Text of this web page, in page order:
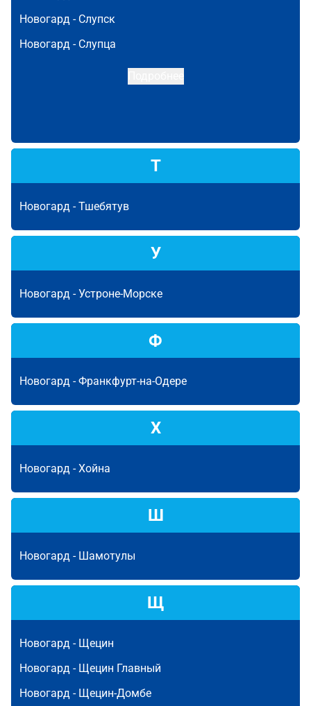
Новогард - Слупск
Новогард - Слупца
Т
Новогард -Тшебятув
У
Новогард -Устроне-Морске
Ф
Новогард -Франкфурт-на-Одере
Х
Новогард -Хойна
Ш
Новогард - Шамотулы
Щ
Новогард - Щецин
Новогард - Щецин Главный
Новогард - Щецин-Домбе